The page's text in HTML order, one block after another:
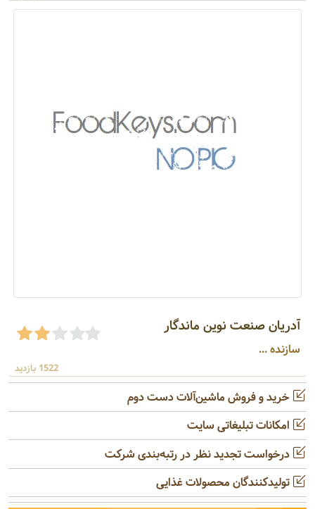
آدریان صنعت نوین ماندگار
سازنده ...
1522 بازدید
خرید و فروش ماشین‌آلات دست دوم
امکانات تبلیغاتی سایت
درخواست تجدید نظر در رتبه‌بندی شرکت
تولیدکنندگان محصولات غذایی